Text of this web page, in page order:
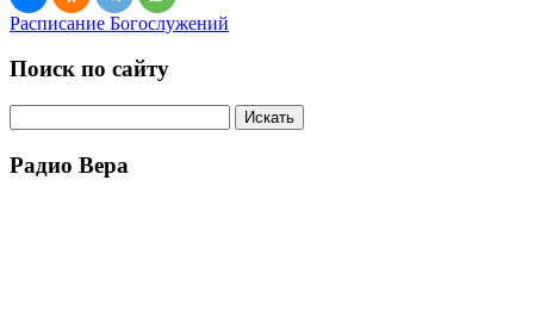
Расписание Богослужений
Поиск по сайту
Радио Вера